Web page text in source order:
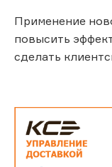
Применение
повысить
сделать